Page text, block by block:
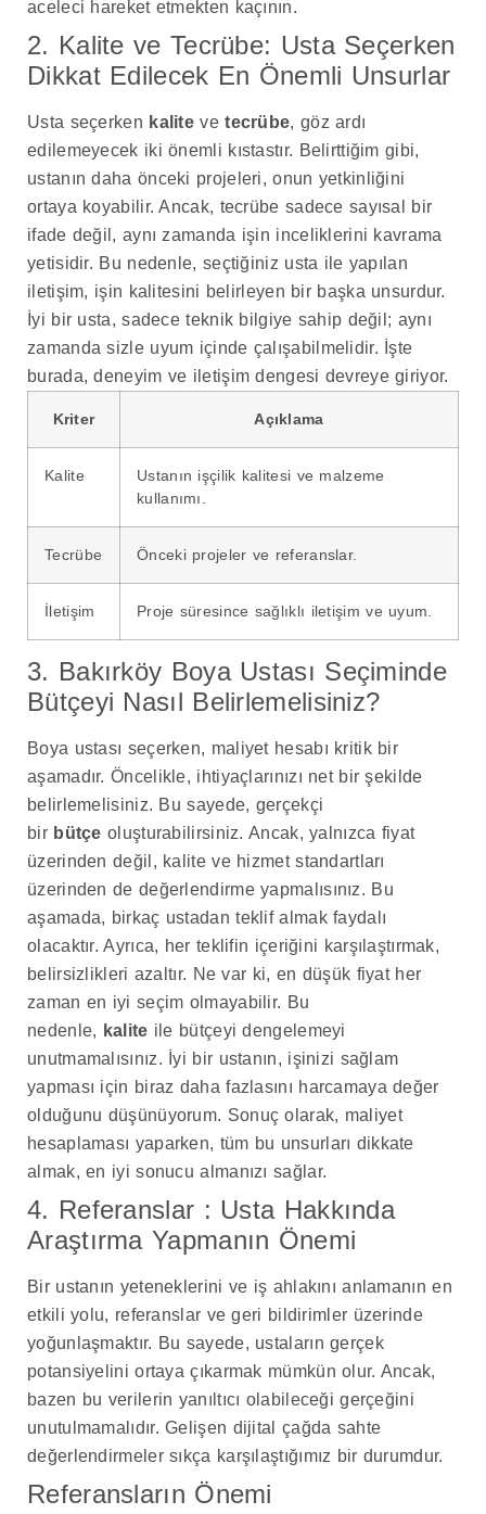
aceleci hareket etmekten kaçının.
2. Kalite ve Tecrübe: Usta Seçerken
Dikkat Edilecek En Önemli Unsurlar
Usta seçerken kalite vetecrübe, göz ardı
edilemeyecek iki önemli kıstastır. Belirttiğim gibi,
ustanın daha önceki projeleri, onun yetkinliğini
ortaya koyabilir. Ancak, tecrübe sadece sayısal bir
ifade değil, aynı zamanda işin inceliklerini kavrama
yetisidir. Bu nedenle, seçtiğiniz usta ile yapılan
iletişim, işin kalitesini belirleyen bir başka unsurdur.
İyi bir usta, sadece teknik bilgiye sahip değil; aynı
zamanda sizle uyum içinde çalışabilmelidir. İşte
burada, deneyim ve iletişim dengesi devreye giriyor.
Kriter Açıklama
Kalite
Ustanın işçilik kalitesi ve malzeme
kullanımı.
Tecrübe Önceki projeler ve referanslar.
İletişim Proje süresince sağlıklı iletişim ve uyum.
3. Bakırköy Boya Ustası Seçiminde
Bütçeyi Nasıl Belirlemelisiniz?
Boya ustası seçerken, maliyet hesabı kritik bir
aşamadır. Öncelikle, ihtiyaçlarınızı net bir şekilde
belirlemelisiniz. Bu sayede, gerçekçi
bir bütçe oluşturabilirsiniz. Ancak, yalnızca fiyat
üzerinden değil, kalite ve hizmet standartları
üzerinden de değerlendirme yapmalısınız. Bu
aşamada, birkaç ustadan teklif almak faydalı
olacaktır. Ayrıca, her teklifin içeriğini karşılaştırmak,
belirsizlikleri azaltır. Ne var ki, en düşük fiyat her
zaman en iyi seçim olmayabilir. Bu
nedenle, kalite ile bütçeyi dengelemeyi
unutmamalısınız. İyi bir ustanın, işinizi sağlam
yapması için biraz daha fazlasını harcamaya değer
olduğunu düşünüyorum. Sonuç olarak, maliyet
hesaplaması yaparken, tüm bu unsurları dikkate
almak, en iyi sonucu almanızı sağlar.
4. Referanslar : Usta Hakkında
Araştırma Yapmanın Önemi
Bir ustanın yeteneklerini ve iş ahlakını anlamanın en
etkili yolu, referanslar ve geri bildirimler üzerinde
yoğunlaşmaktır. Bu sayede, ustaların gerçek
potansiyelini ortaya çıkarmak mümkün olur. Ancak,
bazen bu verilerin yanıltıcı olabileceği gerçeğini
unutulmamalıdır. Gelişen dijital çağda sahte
değerlendirmeler sıkça karşılaştığımız bir durumdur.
Referansların Önemi